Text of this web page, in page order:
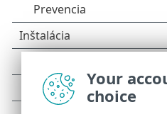
Your
choice